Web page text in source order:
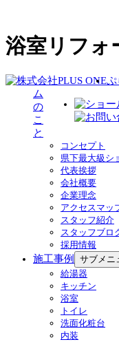
浴室リフォ
ぷ
ム
の
こ
と
コンセプト
県下最大級シ
代表挨拶
会社概要
企業理念
アクセスマッ
スタッフ紹介
スタッフブロ
採用情報
施工事例
サブメニ
給湯器
キッチン
浴室
トイレ
洗面化粧台
内装